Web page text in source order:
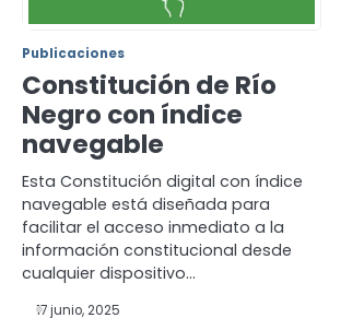
Publicaciones
Constitución de Río
Negro con índice
navegable
Esta Constitución digital con índice
navegable está diseñada para
facilitar el acceso inmediato a la
información constitucional desde
cualquier dispositivo…
17 junio, 2025